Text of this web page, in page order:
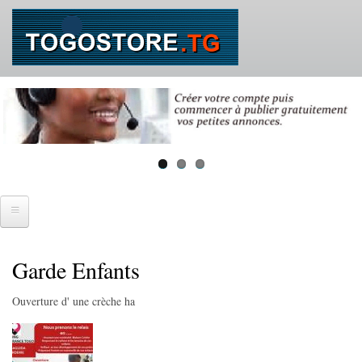
Aller
au
contenu
principal
SE CONNECTER
IMMOBILIER
Ventes immobilières
Garde Enfants
Ouverture d' une crèche ha